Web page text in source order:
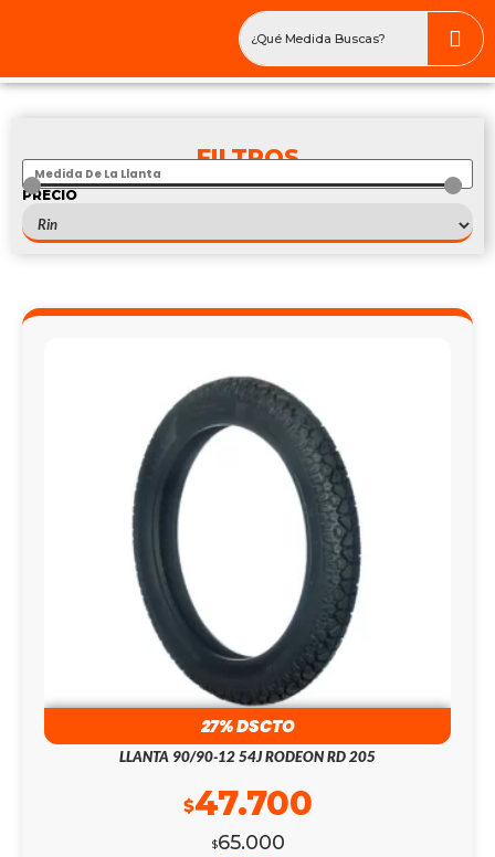
FILTROS
PRECIO
27% DSCTO
LLANTA 90/90-12 54J RODEON RD 205
$65.000
$47.700